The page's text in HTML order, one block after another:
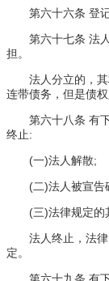
第六十六条 登
第六十七条 法
担。
法人分立的，
连带债务，但是债
第六十八条 有
终止:
(一)法人解散;
(二)法人被宣告
(三)法律规定的
法人终止，法
定。
第六十九条 有